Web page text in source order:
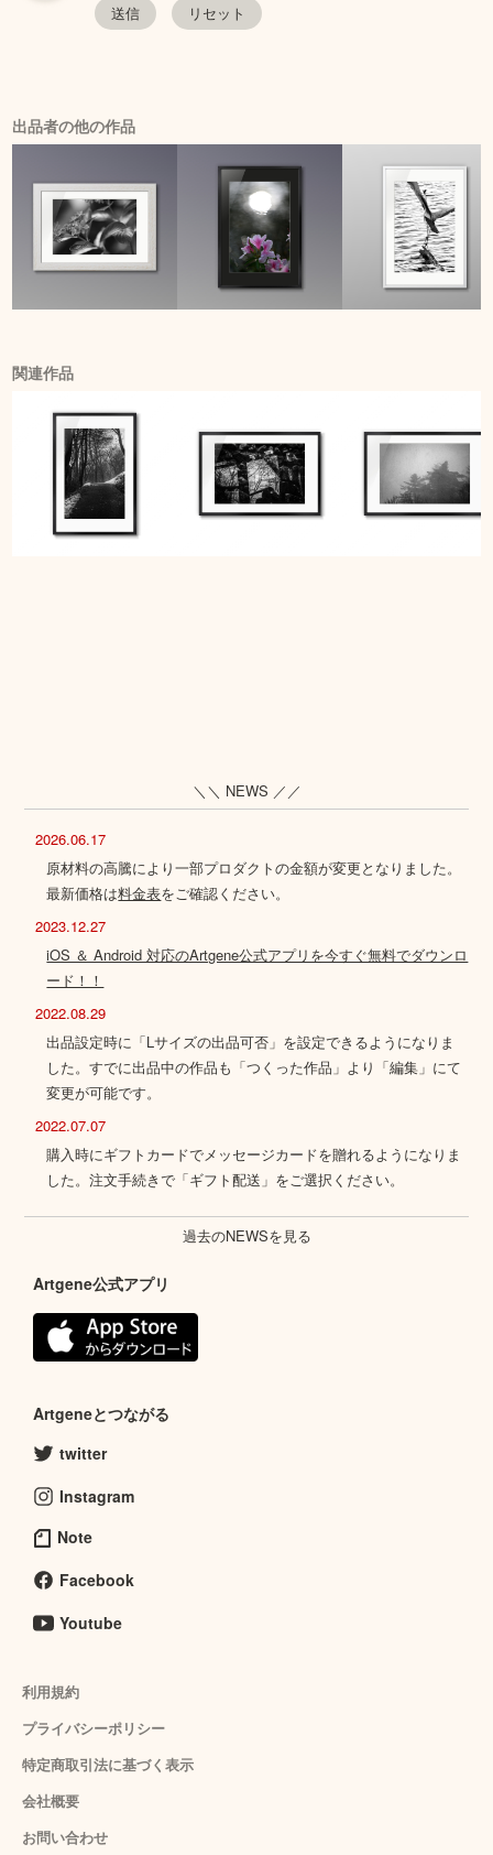
出品者の他の作品
関連作品
＼＼ NEWS ／／
2026.06.17
原材料の高騰により一部プロダクトの金額が変更となりました。
最新価格は料金表をご確認ください。
2023.12.27
iOS ＆ Android 対応のArtgene公式アプリを今すぐ無料でダウンロ
ード！！
2022.08.29
出品設定時に「Lサイズの出品可否」を設定できるようになりま
した。すでに出品中の作品も「つくった作品」より「編集」にて
変更が可能です。
2022.07.07
購入時にギフトカードでメッセージカードを贈れるようになりま
した。注文手続きで「ギフト配送」をご選択ください。
過去のNEWSを見る
Artgene公式アプリ
Artgeneとつながる
twitter
Instagram
Note
Facebook
Youtube
利用規約
プライバシーポリシー
特定商取引法に基づく表示
会社概要
お問い合わせ